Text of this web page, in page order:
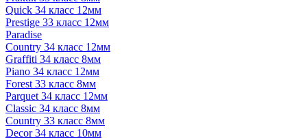
Quick 34 класс 12мм
Prestige 33 класс 12мм
Paradise
Country 34 класс 12мм
Graffiti 34 класс 8мм
Piano 34 класс 12мм
Forest 33 класс 8мм
Parquet 34 класс 12мм
Classic 34 класс 8мм
Country 33 класс 8мм
Decor 34 класс 10мм